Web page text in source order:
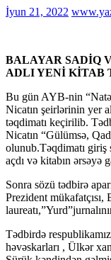
İyun 21, 2022
BALAYAR SADİQ
ADLI YENİ KİTAB
Bu gün AYB-nin
Nicatın şeirlərinin yer
təqdimatı keçirilib.
Nicatın “Gülümsə,
olunub.Təqdimatı
açdı və kitabın ərsəyə
Sonra sözü tədbirə
Prezident
Tədbirdə
həvəskarları , Ülkər